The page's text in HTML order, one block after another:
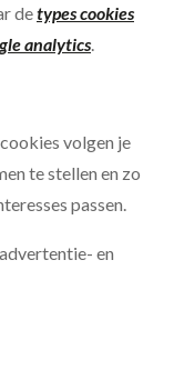
detypes cookies
analytics
volgen je
te stellen en zo
passen.
en